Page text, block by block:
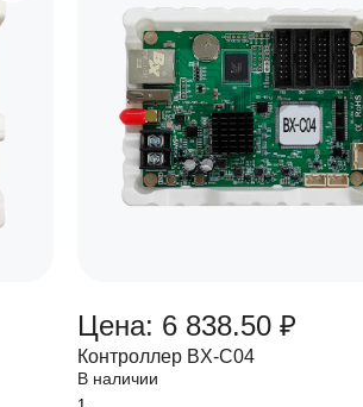
Цена: 6 838.50 ₽
Контроллер BX-C04
В наличии